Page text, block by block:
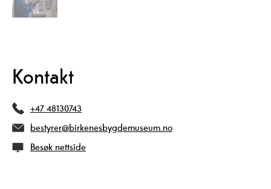
Kontakt
+47 48130743
bestyrer@birkenesbygdemuseum.no
Besøk nettside